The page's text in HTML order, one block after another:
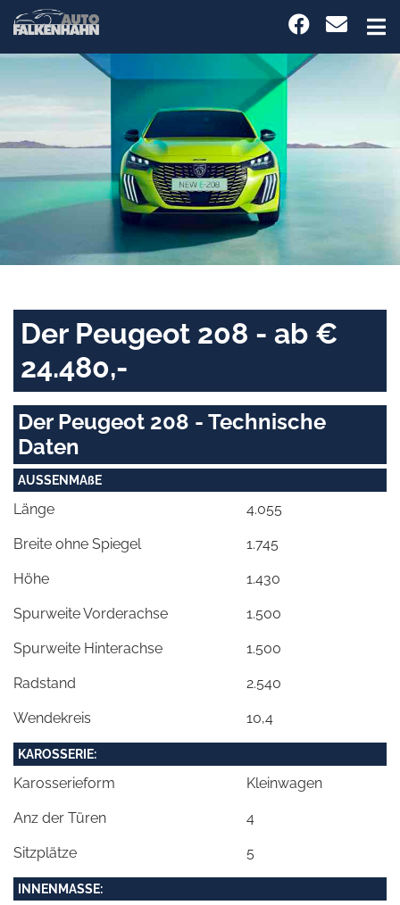
Der Peugeot 208 - ab €
24.480,-
Der Peugeot 208 - Technische
Daten
AUSSENMAßE
Länge 4.055
Breite ohne Spiegel 1.745
Höhe 1.430
Spurweite Vorderachse 1.500
Spurweite Hinterachse 1.500
Radstand 2.540
Wendekreis 10,4
KAROSSERIE:
Karosserieform Kleinwagen
Anz der Türen 4
Sitzplätze 5
INNENMASSE: